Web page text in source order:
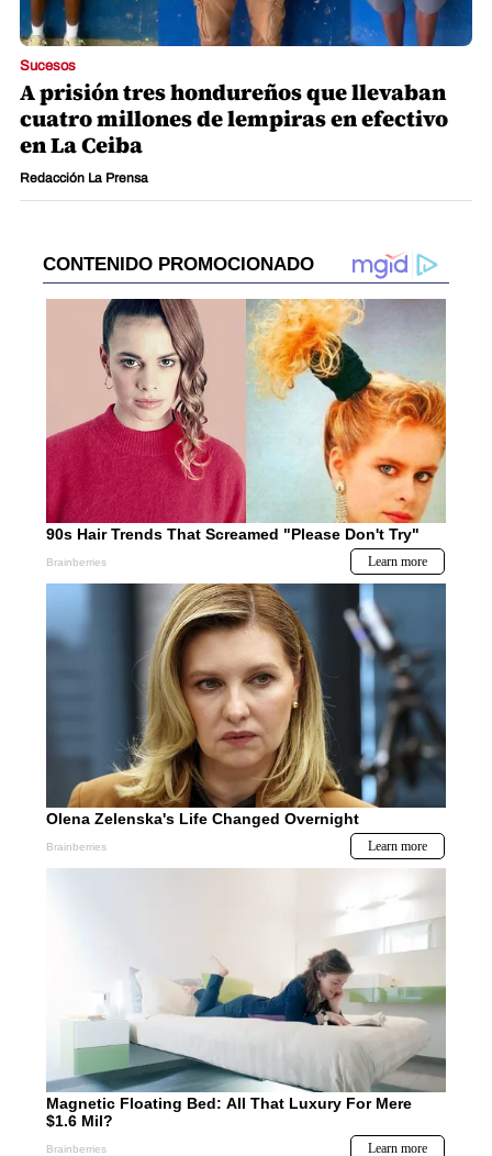
Sucesos
A prisión tres hondureños que llevaban
cuatro millones de lempiras en efectivo
en La Ceiba
Redacción La Prensa